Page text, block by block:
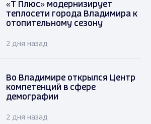
«Т Плюс» модернизирует
теплосети города Владимира к
отопительному сезону
2 дня назад
Во Владимире открылся Центр
компетенций в сфере
демографии
2 дня назад